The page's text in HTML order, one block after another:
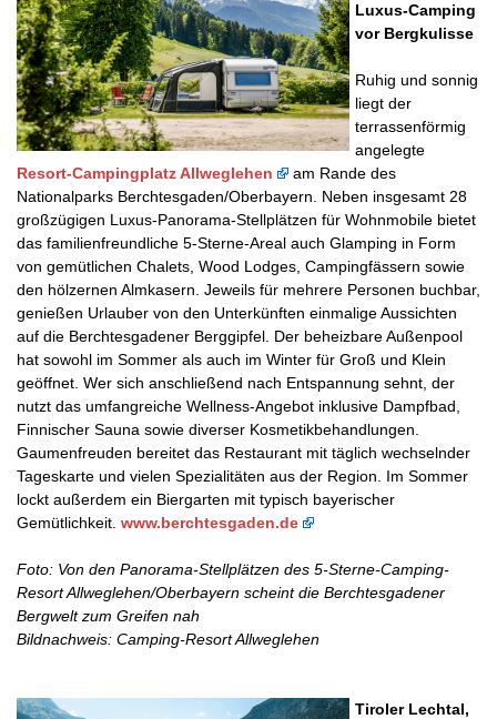
Luxus-Camping
vor Bergkulisse
Ruhig und sonnig
liegt der
terrassenförmig
angelegte
Resort-Campingplatz Allweglehen
am Rande des
Nationalparks Berchtesgaden/Oberbayern. Neben insgesamt 28
großzügigen Luxus-Panorama-Stellplätzen für Wohnmobile bietet
das familienfreundliche 5-Sterne-Areal auch Glamping in Form
von gemütlichen Chalets, Wood Lodges, Campingfässern sowie
den hölzernen Almkasern. Jeweils für mehrere Personen buchbar,
genießen Urlauber von den Unterkünften einmalige Aussichten
auf die Berchtesgadener Berggipfel. Der beheizbare Außenpool
hat sowohl im Sommer als auch im Winter für Groß und Klein
geöffnet. Wer sich anschließend nach Entspannung sehnt, der
nutzt das umfangreiche Wellness-Angebot inklusive Dampfbad,
Finnischer Sauna sowie diverser Kosmetikbehandlungen.
Gaumenfreuden bereitet das Restaurant mit täglich wechselnder
Tageskarte und vielen Spezialitäten aus der Region. Im Sommer
lockt außerdem ein Biergarten mit typisch bayerischer
Gemütlichkeit. www.berchtesgaden.de
Foto: Von den Panorama-Stellplätzen des 5-Sterne-Camping-
Resort Allweglehen/Oberbayern scheint die Berchtesgadener
Bergwelt zum Greifen nah
Bildnachweis: Camping-Resort Allweglehen
Tiroler Lechtal,